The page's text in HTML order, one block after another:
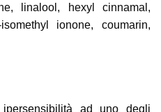
linalool, hexyl cinnamal,
ionone, coumarin,
ad uno degli